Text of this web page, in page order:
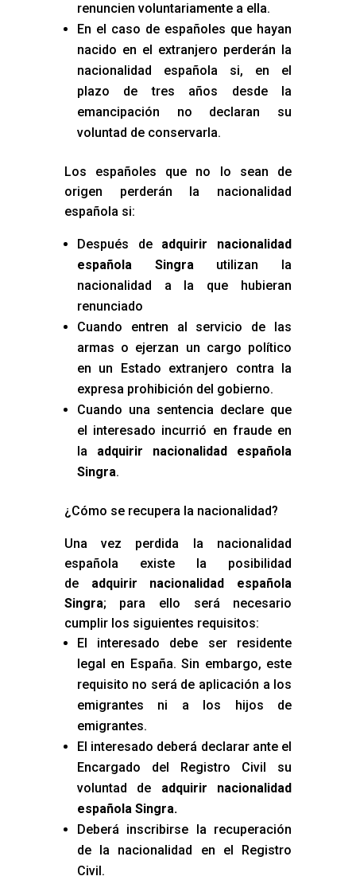
renuncien voluntariamente a ella.
En el caso de españoles que hayan
nacido en el extranjero perderán la
nacionalidad española si, en el
plazo de tres años desde la
emancipación no declaran su
voluntad de conservarla.
Los españoles que no lo sean de
origen perderán la nacionalidad
española si:
Después de adquirir nacionalidad
española Singrautilizan la
nacionalidad a la que hubieran
renunciado
Cuando entren al servicio de las
armas o ejerzan un cargo político
en un Estado extranjero contra la
expresa prohibición del gobierno.
Cuando una sentencia declare que
el interesado incurrió en fraude en
la adquirir nacionalidad española
Singra.
¿Cómo se recupera la nacionalidad?
Una vez perdida la nacionalidad
española existe la posibilidad
de adquirir nacionalidad española
Singra; para ello será necesario
cumplir los siguientes requisitos:
El interesado debe ser residente
legal en España. Sin embargo, este
requisito no será de aplicación a los
emigrantes ni a los hijos de
emigrantes.
El interesado deberá declarar ante el
Encargado del Registro Civil su
voluntad de adquirir nacionalidad
española Singra.
Deberá inscribirse la recuperación
de la nacionalidad en el Registro
Civil.